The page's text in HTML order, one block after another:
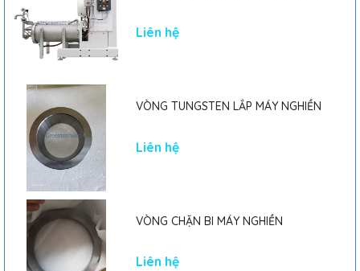
Liên hệ
VÒNG TUNGSTEN LẮP MÁY NGHIỀN
Liên hệ
VÒNG CHẶN BI MÁY NGHIỀN
Liên hệ